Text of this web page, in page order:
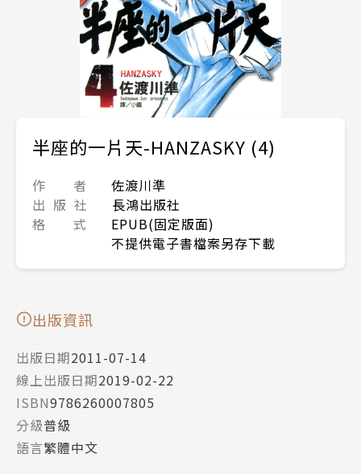
半座的一片天-HANZASKY (4)
作 者
佐渡川準
出 版 社
長鴻出版社
格 式
EPUB(固定版面)
不提供電子書檔案另存下載
出版資訊
出版日期2011-07-14
線上出版日期2019-02-22
ISBN9786260007805
分級普級
語言繁體中文